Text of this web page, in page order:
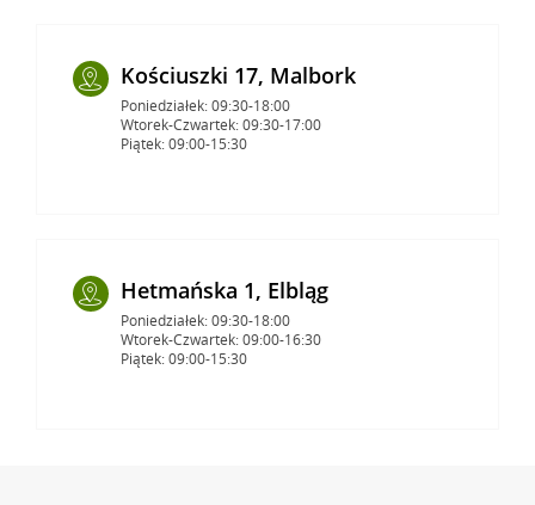
Kościuszki 17, Malbork
Poniedziałek: 09:30-18:00
Wtorek-Czwartek: 09:30-17:00
Piątek: 09:00-15:30
Hetmańska 1, Elbląg
Poniedziałek: 09:30-18:00
Wtorek-Czwartek: 09:00-16:30
Piątek: 09:00-15:30